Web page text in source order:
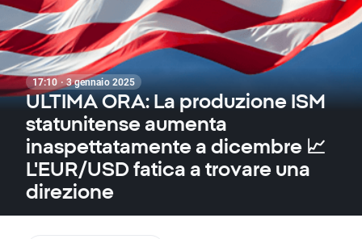
17:10 · 3 gennaio 2025
ULTIMA ORA: La produzione ISM
statunitense aumenta
inaspettatamente a dicembre 📈
L'EUR/USD fatica a trovare una
direzione